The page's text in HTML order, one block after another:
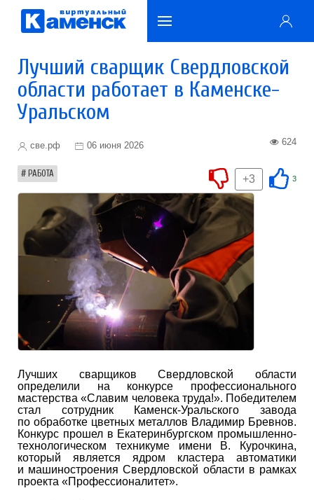
Лучший сварщик Свердловской
области работает в Каменске-
Уральском
све.рф 06 июня 2026 624
РАБОТА 3
+3
Лучших сварщиков Свердловской области
определили на конкурсе профессионального
мастерства «Славим человека труда!». Победителем
стал сотрудник Каменск-Уральского завода
по обработке цветных металлов Владимир Бревнов.
Конкурс прошел в Екатеринбургском промышленно-
технологическом техникуме имени В. Курочкина,
который является ядром кластера автоматики
и машиностроения Свердловской области в рамках
проекта «Профессионалитет».